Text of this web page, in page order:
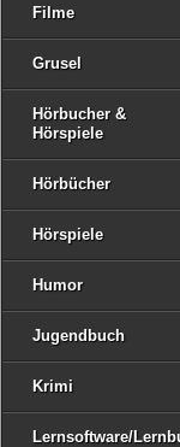
Filme
Grusel
Hörbucher &
Hörspiele
Hörbücher
Hörspiele
Humor
Jugendbuch
Krimi
Lernsoftware/